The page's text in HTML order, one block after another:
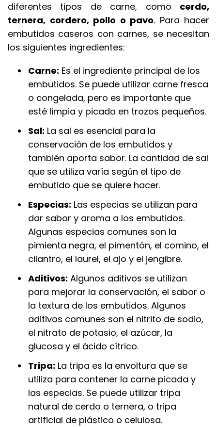
diferentes tipos de carne, como cerdo,
ternera, cordero, pollo o pavo. Para hacer
embutidos caseros con carnes, se necesitan
los siguientes ingredientes:
Carne: Es el ingrediente principal de los
embutidos. Se puede utilizar carne fresca
o congelada, pero es importante que
esté limpia y picada en trozos pequeños.
Sal: La sal es esencial para la
conservación de los embutidos y
también aporta sabor. La cantidad de sal
que se utiliza varía según el tipo de
embutido que se quiere hacer.
Especias: Las especias se utilizan para
dar sabor y aroma a los embutidos.
Algunas especias comunes son la
pimienta negra, el pimentón, el comino, el
cilantro, el laurel, el ajo y el jengibre.
Aditivos: Algunos aditivos se utilizan
para mejorar la conservación, el sabor o
la textura de los embutidos. Algunos
aditivos comunes son el nitrito de sodio,
el nitrato de potasio, el azúcar, la
glucosa y el ácido cítrico.
Tripa: La tripa es la envoltura que se
utiliza para contener la carne picada y
las especias. Se puede utilizar tripa
natural de cerdo o ternera, o tripa
artificial de plástico o celulosa.